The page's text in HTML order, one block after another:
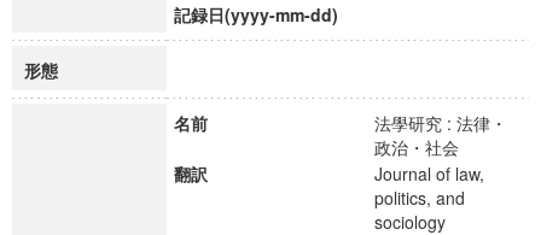
記録日(yyyy-mm-dd)
形態
名前
法學研究 : 法律・
政治・社会
翻訳
Journal of law,
politics, and
sociology